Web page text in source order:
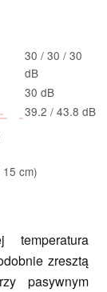
30 / 30 / 30
dB
30 dB
39.2 / 43.8 dB
15 cm)
zresztą
pasywnym